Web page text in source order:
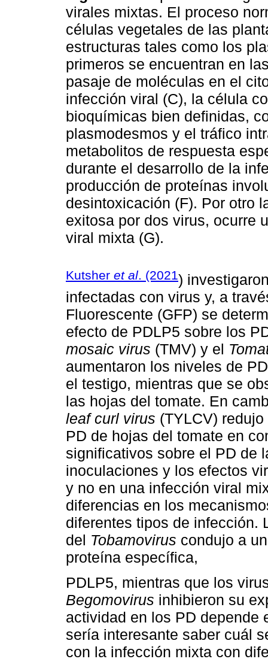
virales mixtas. El proceso
células vegetales de las
estructuras tales como los
primeros se encuentran en
pasaje de moléculas en el
infección viral (C), la célula
bioquímicas bien definidas,
plasmodesmos y el tráfico
metabolitos de respuesta
durante el desarrollo de la
producción de proteínas
desintoxicación (F). Por otro
exitosa por dos virus, ocurre
viral mixta (G).
Kutsher et al. (2021)
infectadas con virus y, a
Fluorescente (GFP) se
efecto de PDLP5 sobre los
mosaic virus (TMV) y el
aumentaron los niveles de
el testigo, mientras que se
las hojas del tomate. En
leaf curl virus (TYLCV)
PD de hojas del tomate en
significativos sobre el PD de
inoculaciones y los efectos
y no en una infección viral
diferencias en los
diferentes tipos de infección.
del Tobamovirus condujo a
proteína específica,
PDLP5, mientras que los
Begomovirus inhibieron su
actividad en los PD depende
sería interesante saber cuál
con la infección mixta con